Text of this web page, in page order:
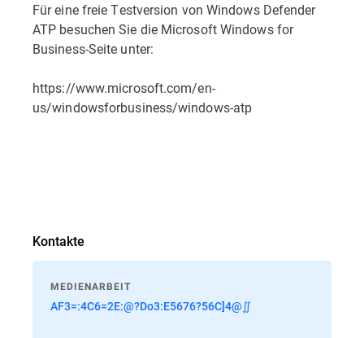
Für eine freie Testversion von Windows Defender
ATP besuchen Sie die Microsoft Windows for
Business-Seite unter:
https://www.microsoft.com/en-
us/windowsforbusiness/windows-atp
Kontakte
MEDIENARBEIT
AF3=:4C6=2E:@?Do3:E5676?56C]4@∬